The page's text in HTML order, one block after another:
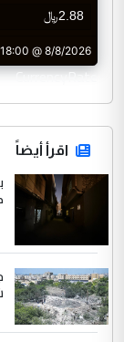
CurrencyRate
اقرأ أيضاً